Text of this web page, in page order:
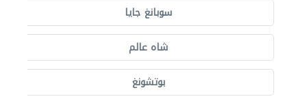
سوبانغ جايا
شاه عالم
بوتشونغ